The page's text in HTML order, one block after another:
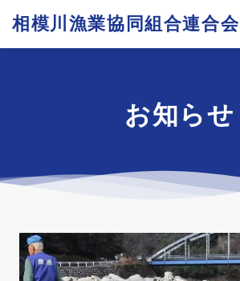
相模川漁業協同組合連合会
お知らせ